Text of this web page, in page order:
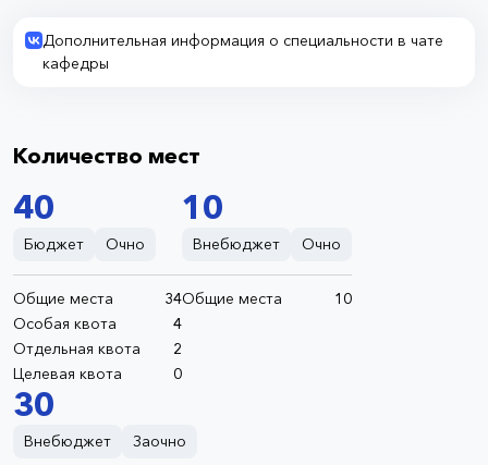
Дополнительная информация о специальности в чате
кафедры
Количество мест
40
Бюджет Очно
Общие места
34
Особая квота
4
Отдельная квота
2
Целевая квота
0
10
Внебюджет Очно
Общие места 10
30
Внебюджет Заочно